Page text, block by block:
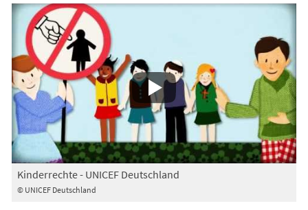
© UNICEF Deutschland
Kinderrechte - UNICEF Deutschland